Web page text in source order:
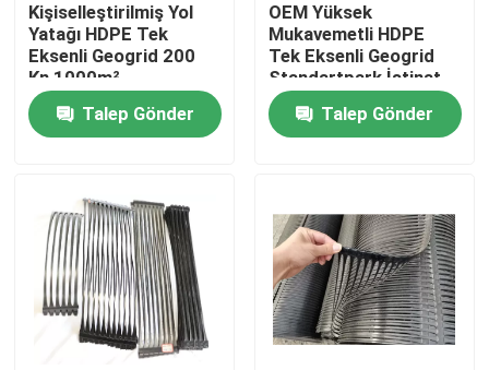
Ürünler
videolar
Kişiselleştirilmiş Yol
Yatağı HDPE Tek
Eksenli Geogrid 200
Kn 1000m²
Talep Gönder
OEM Yüksek
Mukavemetli HDPE
Tek Eksenli Geogrid
Standartpark İstinat
Duvarları
Talep Gönder